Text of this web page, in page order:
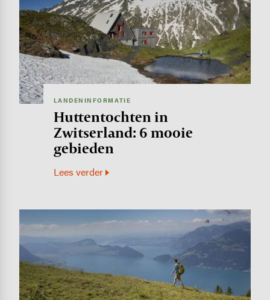
LANDENINFORMATIE
Huttentochten in
Zwitserland: 6 mooie
gebieden
Lees verder